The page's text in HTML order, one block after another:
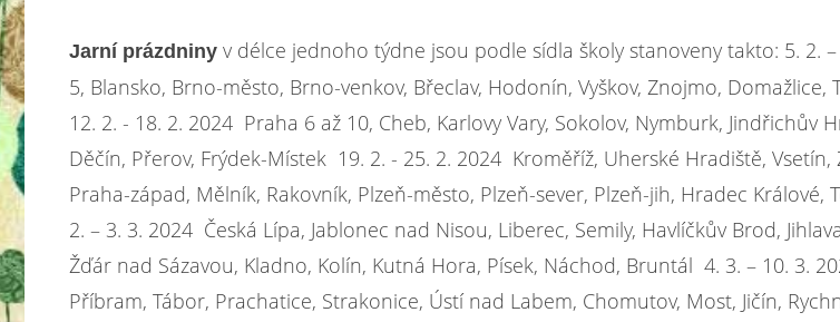
Jarní prázdniny v délce jednoho týdne jsou podle sídla školy stanoveny takto: 5. 2.
5, Blansko, Brno-město, Brno-venkov, Břeclav, Hodonín, Vyškov, Znojmo, Domažlice,
12. 2. - 18. 2. 2024 Praha 6 až 10, Cheb, Karlovy Vary, Sokolov, Nymburk, Jindřichův
Děčín, Přerov, Frýdek-Místek 19. 2. - 25. 2. 2024 Kroměříž, Uherské Hradiště, Vsetín,
Praha-západ, Mělník, Rakovník, Plzeň-město, Plzeň-sever, Plzeň-jih, Hradec Králové,
2. – 3. 3. 2024 Česká Lípa, Jablonec nad Nisou, Liberec, Semily, Havlíčkův Brod,
Žďár nad Sázavou, Kladno, Kolín, Kutná Hora, Písek, Náchod, Bruntál 4. 3. – 10. 3.
Příbram, Tábor, Prachatice, Strakonice, Ústí nad Labem, Chomutov, Most, Jičín,